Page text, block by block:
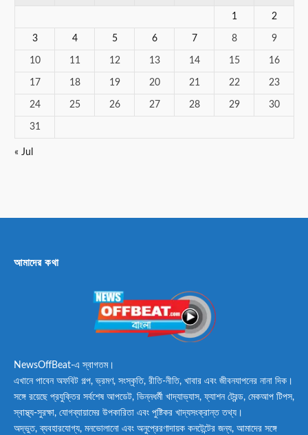
1 2
3 4 5 6 7 8 9
10 11 12 13 14 15 16
17 18 19 20 21 22 23
24 25 26 27 28 29 30
31
« Jul
আমাদের কথা
NewsOffBeat-এ স্বাগতম।
এখানে পাবেন অফবিট গল্প, ভ্রমণ, সংস্কৃতি, রীতি-নীতি, খাবার এবং জীবনযাপনের নানা দিক।
সঙ্গে রয়েছে প্রযুক্তির সর্বশেষ আপডেট, ভিন্নধর্মী খাদ্যাভ্যাস, ফ্যাশন ট্রেন্ড, মেকআপ টিপস,
স্বাস্থ্য-সুরক্ষা, যোগব্যায়ামের উপকারিতা এবং পুষ্টিকর খাদ্যসংক্রান্ত তথ্য।
অদ্ভুত, ব্যবহারযোগ্য, মনভোলানো এবং অনুপ্রেরণাদায়ক কনটেন্টের জন্য, আমাদের সঙ্গে